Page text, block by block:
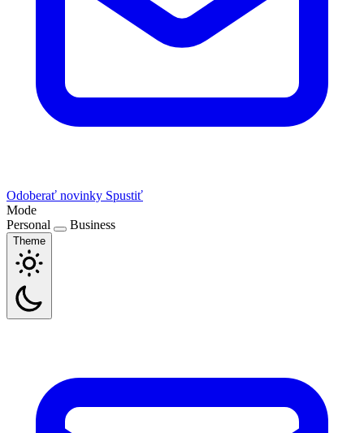
Odoberať novinky Spustiť
Mode
Personal
Business
Theme